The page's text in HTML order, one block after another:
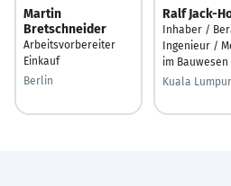
Martin
Bretschneider
Arbeitsvorbereiter
Einkauf
Berlin
Ralf Jack-
Inhaber /
Ingenieur /
im Bauwesen
Kuala Lumpur